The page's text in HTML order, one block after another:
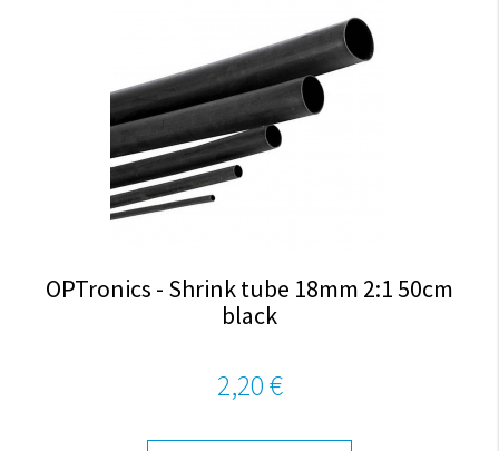
OPTronics - Shrink tube 18mm 2:1 50cm
black
2,20 €